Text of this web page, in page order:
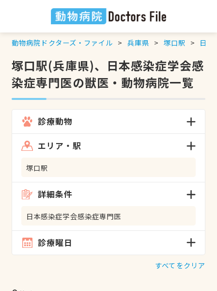
動物病院ドクターズ・ファイル 兵庫県 塚口駅 日本
塚口駅(兵庫県)、日本感染症学会感
染症専門医の獣医・動物病院一覧
診療動物
エリア・駅
塚口駅
詳細条件
日本感染症学会感染症専門医
診療曜日
すべてをクリア